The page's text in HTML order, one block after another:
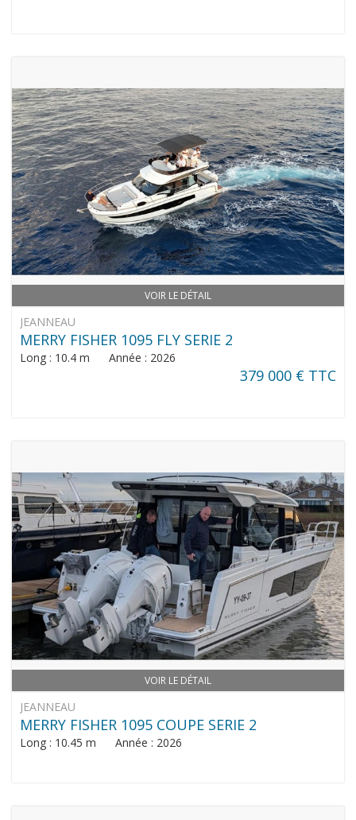
VOIR LE DÉTAIL
JEANNEAU
MERRY FISHER 1095 FLY SERIE 2
Long : 10.4 m Année : 2026
379 000 € TTC
VOIR LE DÉTAIL
JEANNEAU
MERRY FISHER 1095 COUPE SERIE 2
Long : 10.45 m Année : 2026